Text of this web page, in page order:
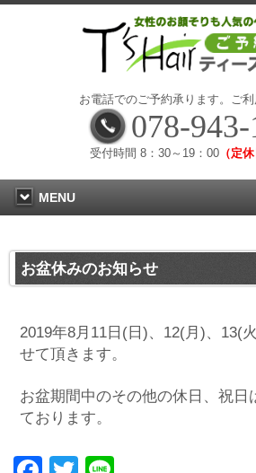
お電話でのご予約承ります。ご利
078-
受付時間 8：30～19：00 （定
MENU
お盆休みのお知らせ
2019年8月11日(日)、12(月)、13(
せて頂きます。
お盆期間中のその他の休日、祝日
ております。